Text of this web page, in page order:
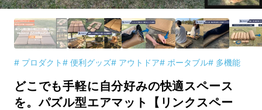
# プロダクト# 便利グッズ# アウトドア# ポータブル# 多機能
どこでも手軽に自分好みの快適スペース
を。パズル型エアマット【リンクスペー